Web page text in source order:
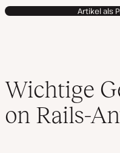
Artikel als
Wichtige
on Rails-